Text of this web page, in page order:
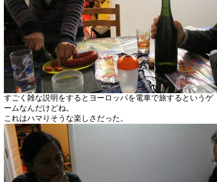
すごく雑な説明をするとヨーロッパを電車で旅するというゲ
ームなんだけどね。
これはハマりそうな楽しさだった。